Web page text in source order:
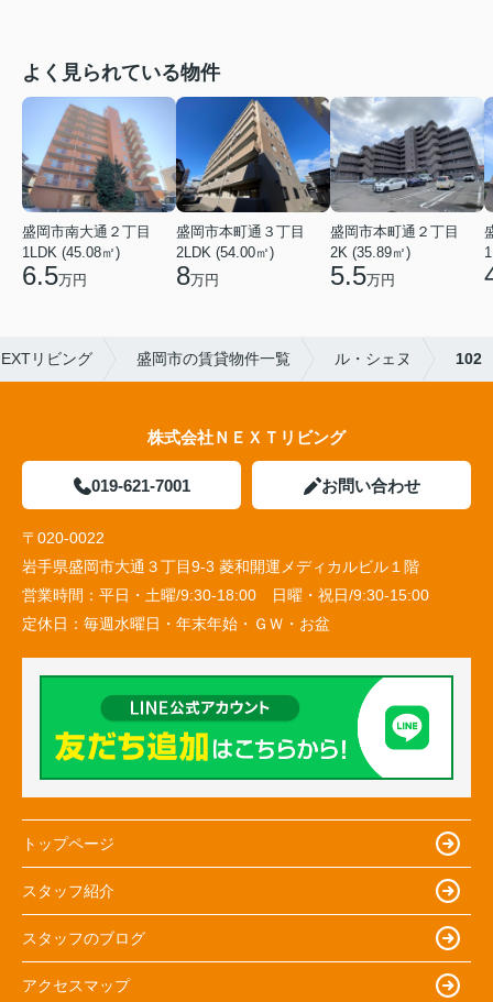
よく見られている物件
盛岡市南大通２丁目
1LDK (45.08㎡)
6.5万円
盛岡市本町通３丁目
2LDK (54.00㎡)
8万円
盛岡市本町通２丁目
2K (35.89㎡)
5.5万円
リビング 盛岡市の賃貸物件一覧 ル・シェヌ 102
株式会社ＮＥＸＴリビング
019-621-7001 お問い合わせ
〒020-0022
岩手県盛岡市大通３丁目9-3 菱和開運メディカルビル１階
営業時間： 平日・土曜/9:30-18:00 日曜・祝日/9:30-15:00
定休日： 毎週水曜日・年末年始・ＧＷ・お盆
トップページ
スタッフ紹介
スタッフのブログ
アクセスマップ